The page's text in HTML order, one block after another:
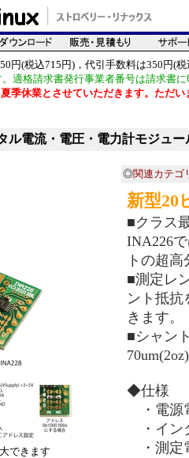
円(税込715円)，代引手数料は350円(税
適格請求書発行事業者番号は請求書
季休業とさせていただきます。ただ
ル電流・電圧・電力計モジュー
できます
◎関連カテゴ
新型20
■クラス
INA226
トの超
■測定レ
ント抵抗
きます。
■シャン
◆仕様
・電源
・イン
・測定